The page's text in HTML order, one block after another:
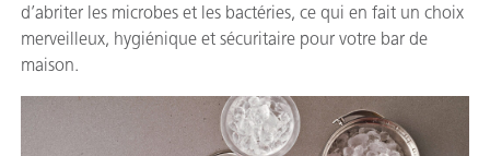
d’abriter les microbes et les bactéries, ce qui en fait un choix
merveilleux, hygiénique et sécuritaire pour votre bar de
maison.